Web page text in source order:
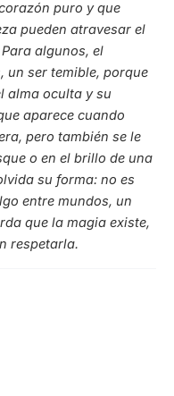
puro y que
pueden atravesar el
algunos, el
un ser temible, porque
alma oculta y su
aparece cuando
pero también se le
o en el brillo de una
su forma: no es
entre mundos, un
que la magia existe,
respetarla.